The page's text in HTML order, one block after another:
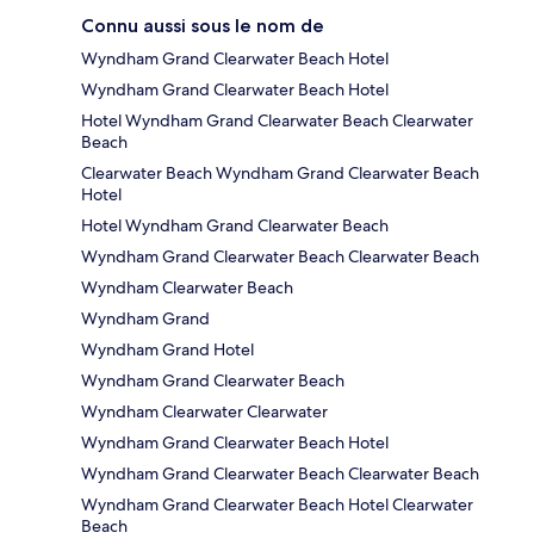
Connu aussi sous le nom de
Wyndham Grand Clearwater Beach Hotel
Wyndham Grand Clearwater Beach Hotel
Hotel Wyndham Grand Clearwater Beach Clearwater
Beach
Clearwater Beach Wyndham Grand Clearwater Beach
Hotel
Hotel Wyndham Grand Clearwater Beach
Wyndham Grand Clearwater Beach Clearwater Beach
Wyndham Clearwater Beach
Wyndham Grand
Wyndham Grand Hotel
Wyndham Grand Clearwater Beach
Wyndham Clearwater Clearwater
Wyndham Grand Clearwater Beach Hotel
Wyndham Grand Clearwater Beach Clearwater Beach
Wyndham Grand Clearwater Beach Hotel Clearwater
Beach